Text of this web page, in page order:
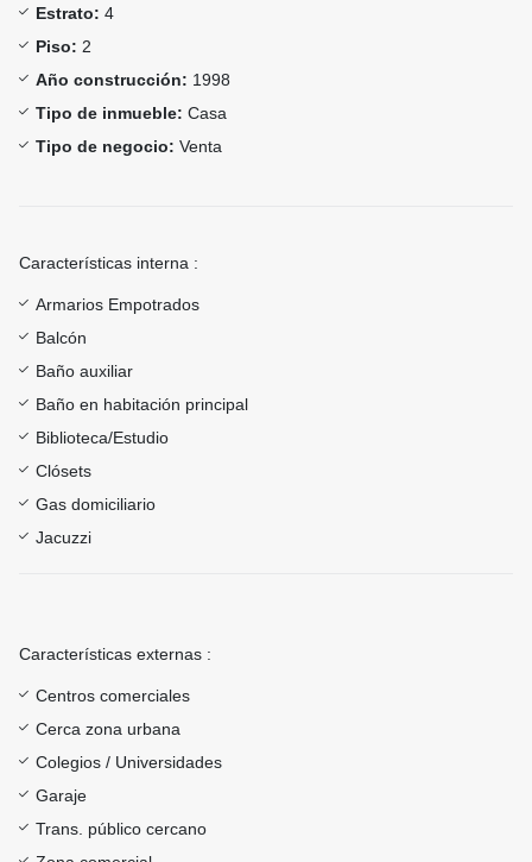
Estrato: 4
Piso: 2
Año construcción: 1998
Tipo de inmueble: Casa
Tipo de negocio: Venta
Características interna :
Armarios Empotrados
Balcón
Baño auxiliar
Baño en habitación principal
Biblioteca/Estudio
Clósets
Gas domiciliario
Jacuzzi
Características externas :
Centros comerciales
Cerca zona urbana
Colegios / Universidades
Garaje
Trans. público cercano